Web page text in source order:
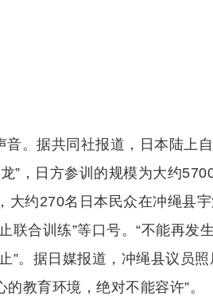
。据共同社报道，日本陆上
”，日方参训的规模为大约
大约270名日本民众在冲绳县
合训练”等口号。“不能再发
”。据日媒报道，冲绳县议员照
教育环境，绝对不能容许”。